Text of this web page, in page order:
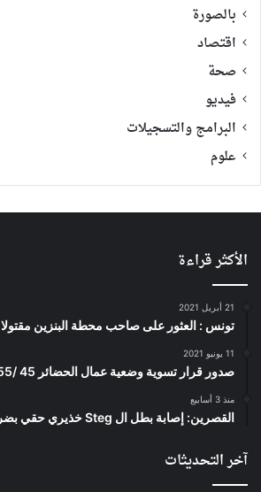
بالصورة
اقتصاد
صحة
فيديو
البرامج والتسجيلات
علوم
الأكثر قراءة
21 أبريل 2021
تونس : العثور على صاحب محطة البنزين مقتولا
11 يونيو 2021
صدور قرار تسوية وضعية عمال الحضائر 45 /55 بالرائد الرسمي.
منذ 3 أسابيع
القصرين: إصابة بطل ال Steg خذيري حقي بضربة شمس
آخر التحديثات